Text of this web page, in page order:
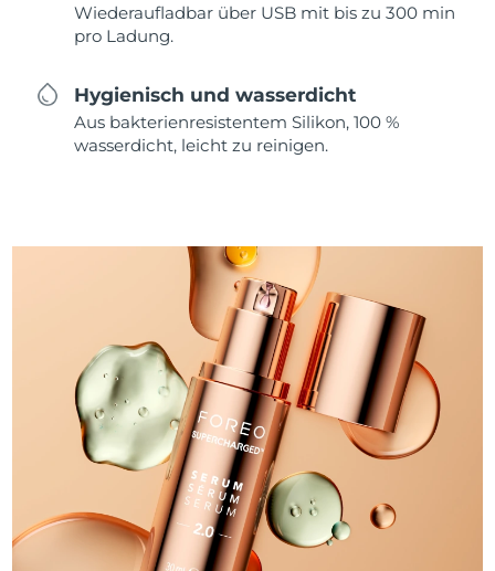
Wiederaufladbar über USB mit bis zu 300 min
pro Ladung.
Hygienisch und wasserdicht
Aus bakterienresistentem Silikon, 100 %
wasserdicht, leicht zu reinigen.